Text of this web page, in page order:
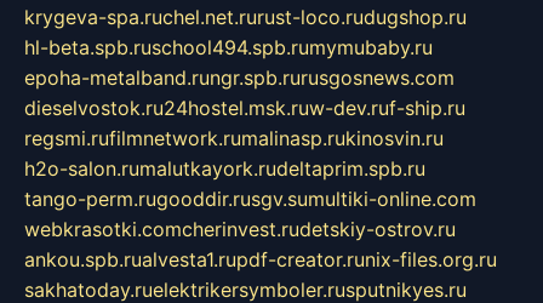
krygeva-spa.ruchel.net.rurust-loco.rudugshop.ru
hl-beta.spb.ruschool494.spb.rumymubaby.ru
epoha-metalband.rungr.spb.rurusgosnews.com
dieselvostok.ru24hostel.msk.ruw-dev.ruf-ship.ru
regsmi.rufilmnetwork.rumalinasp.rukinosvin.ru
h2o-salon.rumalutkayork.rudeltaprim.spb.ru
tango-perm.rugooddir.rusgv.sumultiki-online.com
webkrasotki.comcherinvest.rudetskiy-ostrov.ru
ankou.spb.rualvesta1.rupdf-creator.runix-files.org.ru
sakhatoday.ruelektrikersymboler.rusputnikyes.ru